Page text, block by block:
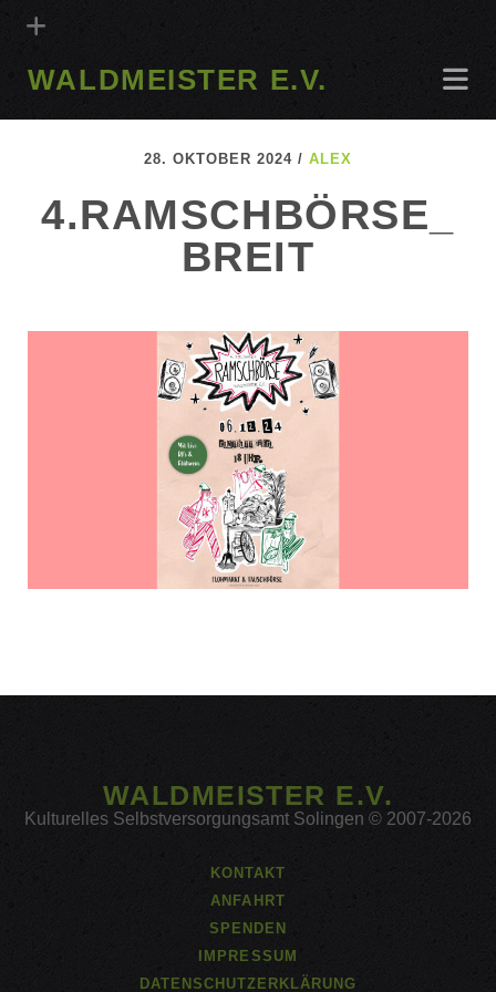
WALDMEISTER E.V.
28. OKTOBER 2024 /ALEX
4.RAMSCHBÖRSE_
BREIT
WALDMEISTER E.V.
Kulturelles Selbstversorgungsamt Solingen © 2007-2026
KONTAKT
ANFAHRT
SPENDEN
IMPRESSUM
DATENSCHUTZERKLÄRUNG